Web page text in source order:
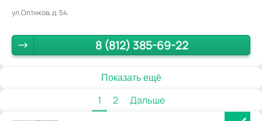
ул.Оптиков, д. 54.
8 (812) 385-69-22
Показать ещё
1 2 Дальше